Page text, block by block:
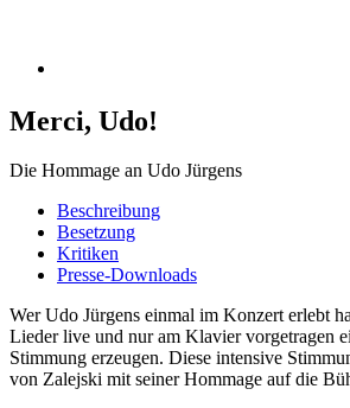
Merci, Udo!
Die Hommage an Udo Jürgens
Beschreibung
Besetzung
Kritiken
Presse-Downloads
Wer Udo Jürgens einmal im Konzert erlebt
Lieder live und nur am Klavier vorgetragen
Stimmung erzeugen. Diese intensive
von Zalejski mit seiner Hommage auf die